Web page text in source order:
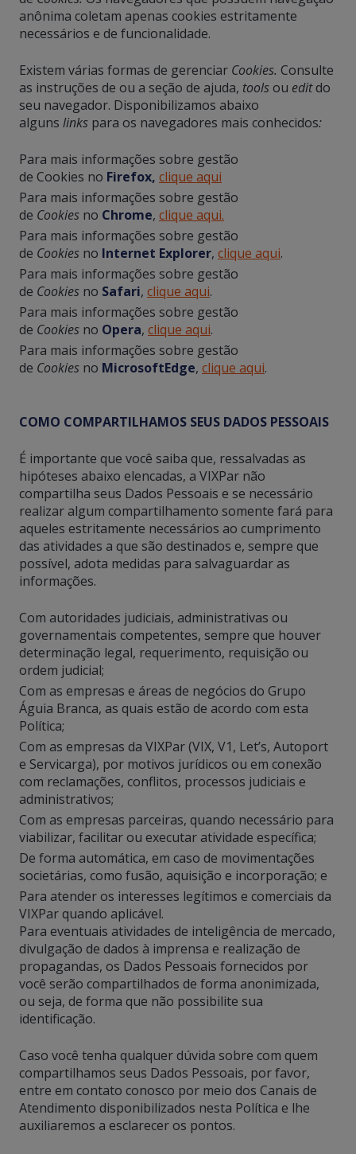
anônima coletam apenas cookies estritamente
necessários e de funcionalidade.
Existem várias formas de gerenciar Cookies. Consulte
as instruções de ou a seção de ajuda, toolsou editdo
seu navegador. Disponibilizamos abaixo
alguns links para os navegadores mais conhecidos:
Para mais informações sobre gestão
de Cookies no Firefox, clique aqui
Para mais informações sobre gestão
de Cookies no Chrome, clique aqui.
Para mais informações sobre gestão
de Cookies no Internet Explorer, clique aqui.
Para mais informações sobre gestão
de Cookies no Safari, clique aqui.
Para mais informações sobre gestão
de Cookies no Opera, clique aqui.
Para mais informações sobre gestão
de Cookies no MicrosoftEdge, clique aqui.
COMO COMPARTILHAMOS SEUS DADOS PESSOAIS
É importante que você saiba que, ressalvadas as
hipóteses abaixo elencadas, a VIXPar não
compartilha seus Dados Pessoais e se necessário
realizar algum compartilhamento somente fará para
aqueles estritamente necessários ao cumprimento
das atividades a que são destinados e, sempre que
possível, adota medidas para salvaguardar as
informações.
Com autoridades judiciais, administrativas ou
governamentais competentes, sempre que houver
determinação legal, requerimento, requisição ou
ordem judicial;
Com as empresas e áreas de negócios do Grupo
Águia Branca, as quais estão de acordo com esta
Política;
Com as empresas da VIXPar (VIX, V1, Let’s, Autoport
e Servicarga), por motivos jurídicos ou em conexão
com reclamações, conflitos, processos judiciais e
administrativos;
Com as empresas parceiras, quando necessário para
viabilizar, facilitar ou executar atividade específica;
De forma automática, em caso de movimentações
societárias, como fusão, aquisição e incorporação; e
Para atender os interesses legítimos e comerciais da
VIXPar quando aplicável.
Para eventuais atividades de inteligência de mercado,
divulgação de dados à imprensa e realização de
propagandas, os Dados Pessoais fornecidos por
você serão compartilhados de forma anonimizada,
ou seja, de forma que não possibilite sua
identificação.
Caso você tenha qualquer dúvida sobre com quem
compartilhamos seus Dados Pessoais, por favor,
entre em contato conosco por meio dos Canais de
Atendimento disponibilizados nesta Política e lhe
auxiliaremos a esclarecer os pontos.